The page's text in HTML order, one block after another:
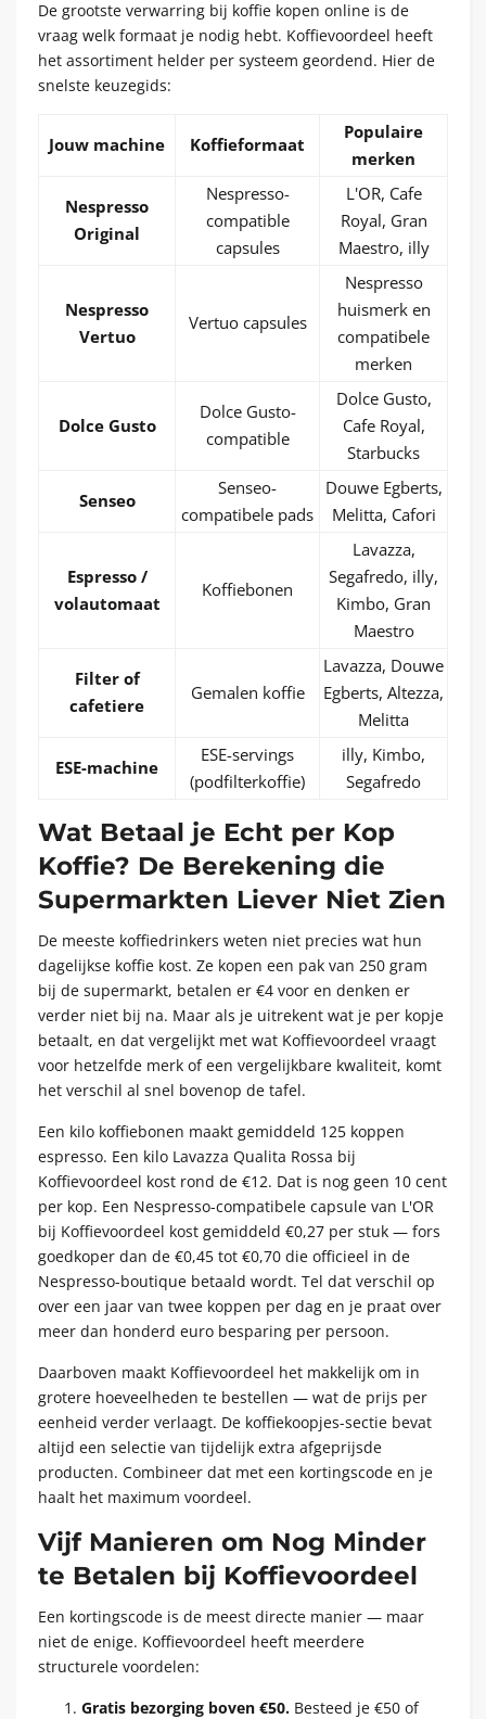
De grootste verwarring bij koffie kopen online is de
vraag welk formaat je nodig hebt. Koffievoordeel heeft
het assortiment helder per systeem geordend. Hier de
snelste keuzegids:
Jouw machine Koffieformaat
Populaire
merken
Nespresso
Original
Nespresso-
compatible
capsules
L'OR, Cafe
Royal, Gran
Maestro, illy
Nespresso
Vertuo
Vertuo capsules
Nespresso
huismerk en
compatibele
merken
Dolce Gusto
Dolce Gusto-
compatible
Dolce Gusto,
Cafe Royal,
Starbucks
Senseo
Senseo-
compatibele pads
Douwe Egberts,
Melitta, Cafori
Espresso /
volautomaat
Koffiebonen
Lavazza,
Segafredo, illy,
Kimbo, Gran
Maestro
Filter of
cafetiere
Gemalen koffie
Lavazza, Douwe
Egberts, Altezza,
Melitta
ESE-machine
ESE-servings
(podfilterkoffie)
illy, Kimbo,
Segafredo
Wat Betaal je Echt per Kop
Koffie? De Berekening die
Supermarkten Liever Niet Zien
De meeste koffiedrinkers weten niet precies wat hun
dagelijkse koffie kost. Ze kopen een pak van 250 gram
bij de supermarkt, betalen er €4 voor en denken er
verder niet bij na. Maar als je uitrekent wat je per kopje
betaalt, en dat vergelijkt met wat Koffievoordeel vraagt
voor hetzelfde merk of een vergelijkbare kwaliteit, komt
het verschil al snel bovenop de tafel.
Een kilo koffiebonen maakt gemiddeld 125 koppen
espresso. Een kilo Lavazza Qualita Rossa bij
Koffievoordeel kost rond de €12. Dat is nog geen 10 cent
per kop. Een Nespresso-compatibele capsule van L'OR
bij Koffievoordeel kost gemiddeld €0,27 per stuk — fors
goedkoper dan de €0,45 tot €0,70 die officieel in de
Nespresso-boutique betaald wordt. Tel dat verschil op
over een jaar van twee koppen per dag en je praat over
meer dan honderd euro besparing per persoon.
Daarboven maakt Koffievoordeel het makkelijk om in
grotere hoeveelheden te bestellen — wat de prijs per
eenheid verder verlaagt. De koffiekoopjes-sectie bevat
altijd een selectie van tijdelijk extra afgeprijsde
producten. Combineer dat met een kortingscode en je
haalt het maximum voordeel.
Vijf Manieren om Nog Minder
te Betalen bij Koffievoordeel
Een kortingscode is de meest directe manier — maar
niet de enige. Koffievoordeel heeft meerdere
structurele voordelen:
Gratis bezorging boven €50. Besteed je €50 of